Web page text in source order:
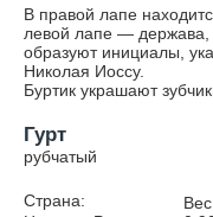
В правой лапе
левой лапе — держава,
образуют инициалы,
Николая Иоссу.
Буртик украшают
Гурт
рубчатый
Страна: